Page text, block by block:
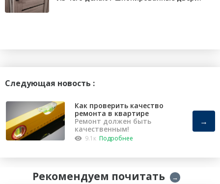
Следующая новость :
Как проверить качество
ремонта в квартире
Ремонт должен быть
качественным!
9.1к Подробнее
→
Рекомендуем почитать →